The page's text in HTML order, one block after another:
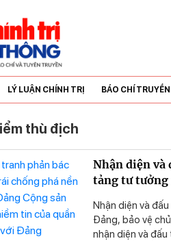
LÝ LUẬN CHÍNH TRỊ BÁO CHÍ
thù địch
Nhận diện và
tảng tư tưởng
Nhận diện và
Đảng, bảo vệ
nhận diện và